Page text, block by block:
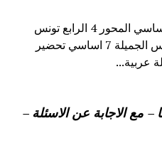
شرح قصيدة تونس الجميلة 7 اساسي المحور 4 الرابع تونس
الجميلة شرح نصوص محور تونس الجميلة 7 اساسي تحضير
عربية...
مع الاجابة عن الاسئلة –